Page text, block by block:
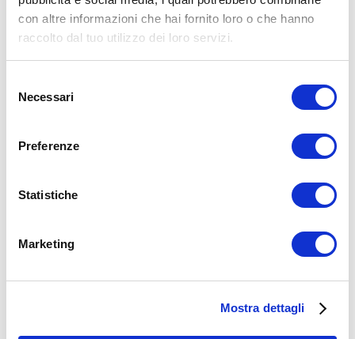
con altre informazioni che hai fornito loro o che hanno
raccolto dal tuo utilizzo dei loro servizi.
delNecessari
Preferenze
Statistiche
Marketing
Mostra dettagli
ADD COMMENT
Sito web